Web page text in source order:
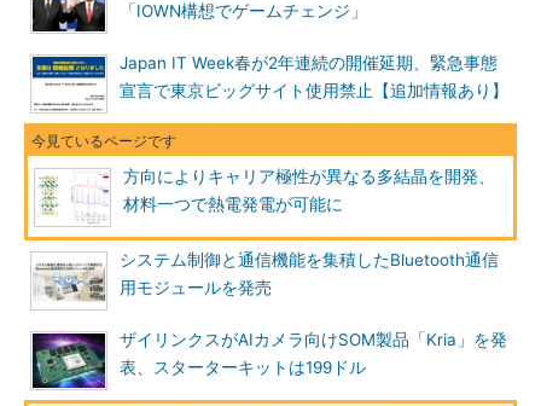
「IOWN構想でゲームチェンジ」
Japan IT Week春が2年連続の開催延期、緊急事態
宣言で東京ビッグサイト使用禁止【追加情報あり】
方向によりキャリア極性が異なる多結晶を開発、
材料一つで熱電発電が可能に
システム制御と通信機能を集積したBluetooth通信
用モジュールを発売
ザイリンクスがAIカメラ向けSOM製品「Kria」を発
表、スターターキットは199ドル